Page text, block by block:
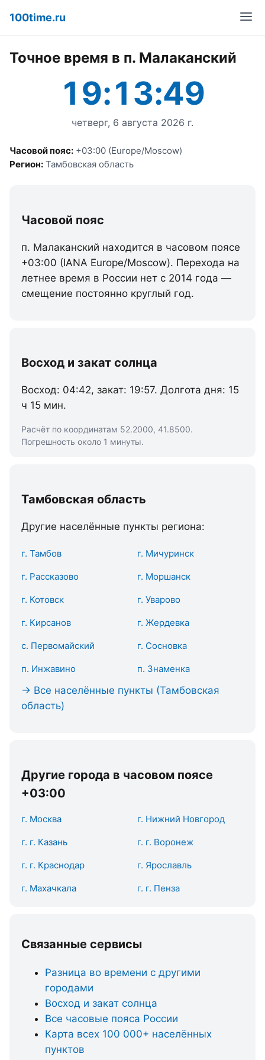
100time.ru
Точное время в п. Малаканский
19:13:49
четверг, 6 августа 2026 г.
Часовой пояс: +03:00 (Europe/Moscow)
Регион: Тамбовская область
Часовой пояс
п. Малаканский находится в часовом поясе
+03:00 (IANA Europe/Moscow). Перехода на
летнее время в России нет с 2014 года —
смещение постоянно круглый год.
Восход и закат солнца
Восход: 04:42, закат: 19:57. Долгота дня: 15
ч 15 мин.
Расчёт по координатам 52.2000, 41.8500.
Погрешность около 1 минуты.
Тамбовская область
Другие населённые пункты региона:
г. Тамбов г. Мичуринск
г. Рассказово г. Моршанск
г. Котовск г. Уварово
г. Кирсанов г. Жердевка
с. Первомайский г. Сосновка
п. Инжавино п. Знаменка
→ Все населённые пункты (Тамбовская
область)
Другие города в часовом поясе
+03:00
г. Москва г. Нижний Новгород
г. г. Казань г. г. Воронеж
г. г. Краснодар г. Ярославль
г. Махачкала г. г. Пенза
Связанные сервисы
Разница во времени с другими
городами
Восход и закат солнца
Все часовые пояса России
Карта всех 100 000+ населённых
пунктов